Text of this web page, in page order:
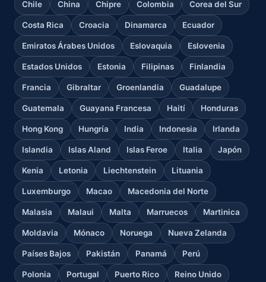
Chile China Chipre Colombia Corea del Sur
Costa Rica Croacia Dinamarca Ecuador
Emiratos Árabes Unidos Eslovaquia Eslovenia
Estados Unidos Estonia Filipinas Finlandia
Francia Gibraltar Groenlandia Guadalupe
Guatemala Guayana Francesa Haití Honduras
Hong Kong Hungría India Indonesia Irlanda
Islandia Islas Aland Islas Feroe Italia Japón
Kenia Letonia Liechtenstein Lituania
Luxemburgo Macao Macedonia del Norte
Malasia Malaui Malta Marruecos Martinica
Moldavia Mónaco Noruega Nueva Zelanda
Países Bajos Pakistán Panamá Perú
Polonia Portugal Puerto Rico Reino Unido